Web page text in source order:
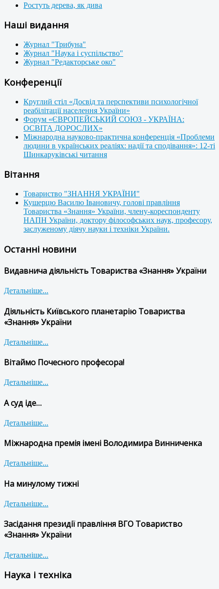
Ростуть дерева, як дива
Наші видання
Журнал "Трибуна"
Журнал "Наука і суспільство"
Журнал "Редакторське око"
Конференції
Круглий стіл «Досвід та перспективи психологічної
реабілітації населення України»
Форум «ЄВРОПЕЙСЬКИЙ СОЮЗ - УКРАЇНА:
ОСВІТА ДОРОСЛИХ»
Міжнародна науково-практична конференція «Проблеми
людини в українських реаліях: надії та сподівання»: 12-ті
Шинкаруківські читання
Вітання
Товариство "ЗНАННЯ УКРАЇНИ"
Кушерцю Василю Івановичу, голові правління
Товариства «Знання» України, члену-кореспонденту
НАПН України, доктору філософських наук, професору,
заслуженому діячу науки і техніки України.
Останні новини
Видавнича діяльність Товариства «Знання» України
Детальніше...
Діяльність Київського планетарію Товариства
«Знання» України
Детальніше...
Вітаймо Почесного професора!
Детальніше...
А суд іде…
Детальніше...
Міжнародна премія імені Володимира Винниченка
Детальніше...
На минулому тижні
Детальніше...
Засідання президії правління ВГО Товариство
«Знання» України
Детальніше...
Наука і техніка